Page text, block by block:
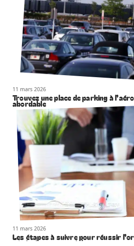
11 mars 2026
Trouvez une place de parking à
abordable
11 mars 2026
Les étapes à suivre pour réussir
séminaire commercial